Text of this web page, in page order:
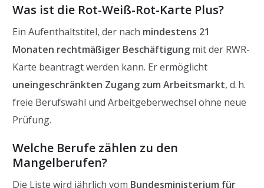
Was ist die Rot-Weiß-Rot-Karte Plus?
Ein Aufenthaltstitel, der nach mindestens 21
Monaten rechtmäßiger Beschäftigung mit der RWR-
Karte beantragt werden kann. Er ermöglicht
uneingeschränkten Zugang zum Arbeitsmarkt, d. h.
freie Berufswahl und Arbeitgeberwechsel ohne neue
Prüfung.
Welche Berufe zählen zu den
Mangelberufen?
Die Liste wird jährlich vom Bundesministerium für